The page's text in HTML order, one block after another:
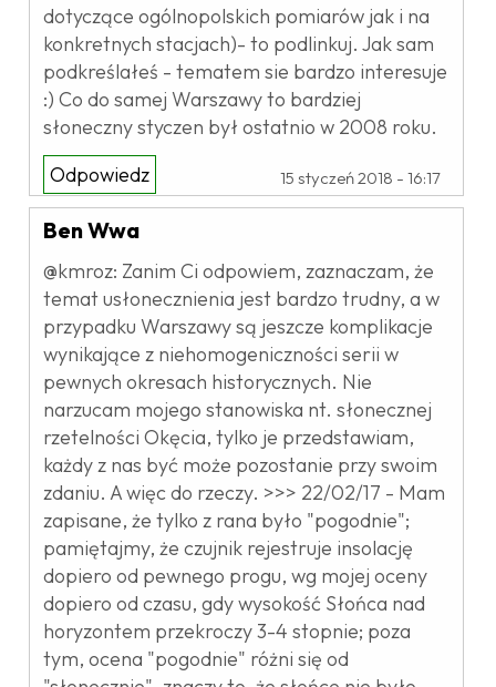
dotyczące ogólnopolskich pomiarów jak i na
konkretnych stacjach)- to podlinkuj. Jak sam
podkreślałeś - tematem sie bardzo interesuje
:) Co do samej Warszawy to bardziej
słoneczny styczen był ostatnio w 2008 roku.
15 styczeń 2018 - 16:17
Odpowiedz
Ben Wwa
@kmroz: Zanim Ci odpowiem, zaznaczam, że
temat usłonecznienia jest bardzo trudny, a w
przypadku Warszawy są jeszcze komplikacje
wynikające z niehomogeniczności serii w
pewnych okresach historycznych. Nie
narzucam mojego stanowiska nt. słonecznej
rzetelności Okęcia, tylko je przedstawiam,
każdy z nas być może pozostanie przy swoim
zdaniu. A więc do rzeczy. >>> 22/02/17 - Mam
zapisane, że tylko z rana było "pogodnie";
pamiętajmy, że czujnik rejestruje insolację
dopiero od pewnego progu, wg mojej oceny
dopiero od czasu, gdy wysokość Słońca nad
horyzontem przekroczy 3-4 stopnie; poza
tym, ocena "pogodnie" różni się od